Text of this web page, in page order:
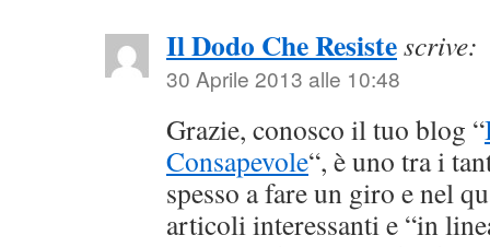
Il Dodo Che Resistescrive:
30 Aprile 2013 alle 10:48
Grazie, conosco il tuo blog “
Consapevole“, è uno tra i
spesso a fare un giro e nel
articoli interessanti e “in